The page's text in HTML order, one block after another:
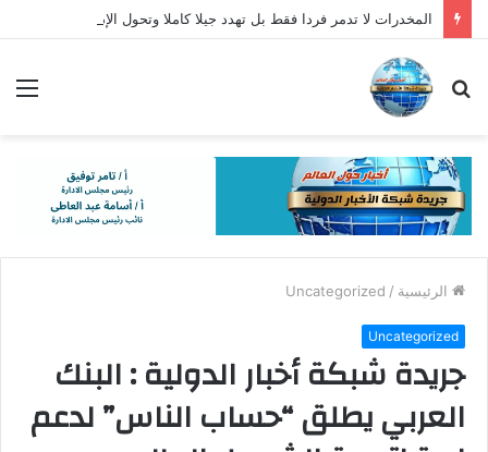
بحث
الرئيسية /
Uncategorized
Uncategorized
جريدة شبكة أخبار الدولية : البنك
العربي يطلق “حساب الناس” لدعم